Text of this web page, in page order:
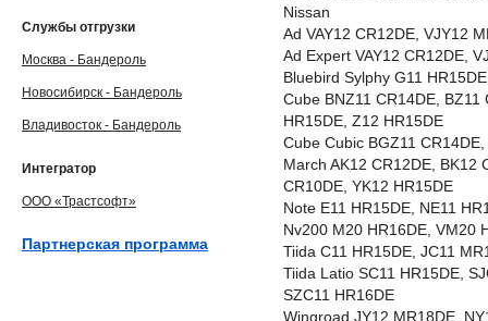
Nissan
Ad VAY12 CR12DE, VJY12
Ad Expert VAY12 CR12DE,
Bluebird Sylphy G11
Cube BNZ11 CR14DE,
HR15DE, Z12 HR15DE
Cube Cubic BGZ11
March AK12 CR12DE, BK12
CR10DE, YK12 HR15DE
Note E11 HR15DE, NE11
Nv200 M20 HR16DE, VM20
Tiida C11 HR15DE, JC11
Tiida Latio SC11 HR15DE,
SZC11 HR16DE
Wingroad JY12 MR18DE,
Службы отгрузки
Москва - Бандероль
Новосибирск - Бандероль
Владивосток - Бандероль
Интегратор
ООО «Трастсофт»
Партнерская программа